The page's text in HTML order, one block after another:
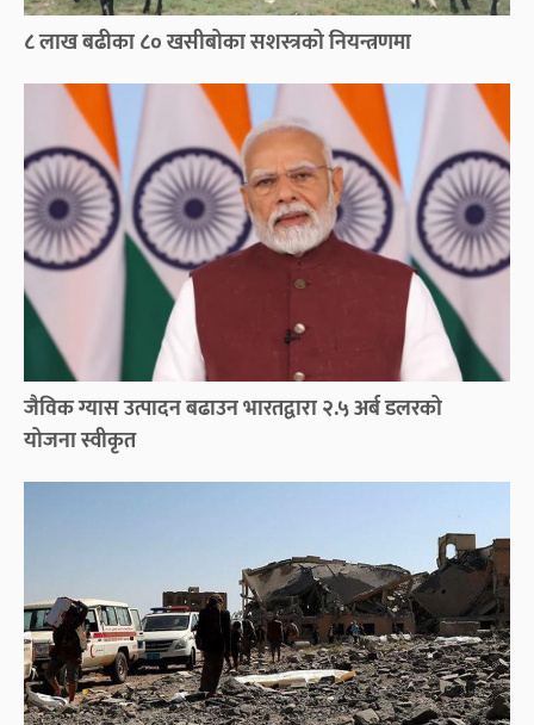
८ लाख बढीका ८० खसीबोका सशस्त्रको नियन्त्रणमा
जैविक ग्यास उत्पादन बढाउन भारतद्वारा २.५ अर्ब डलरको
योजना स्वीकृत